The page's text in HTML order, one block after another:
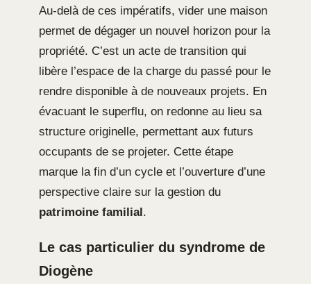
Au-delà de ces impératifs, vider une maison
permet de dégager un nouvel horizon pour la
propriété. C’est un acte de transition qui
libère l’espace de la charge du passé pour le
rendre disponible à de nouveaux projets. En
évacuant le superflu, on redonne au lieu sa
structure originelle, permettant aux futurs
occupants de se projeter. Cette étape
marque la fin d’un cycle et l’ouverture d’une
perspective claire sur la gestion du
patrimoine familial.
Le cas particulier du syndrome de
Diogène